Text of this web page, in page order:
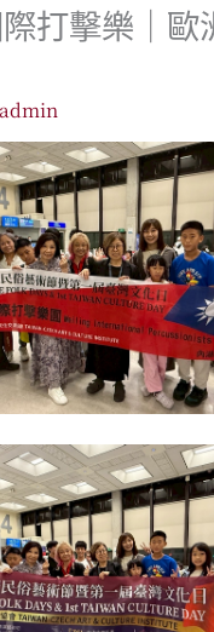
際打擊樂｜
admin